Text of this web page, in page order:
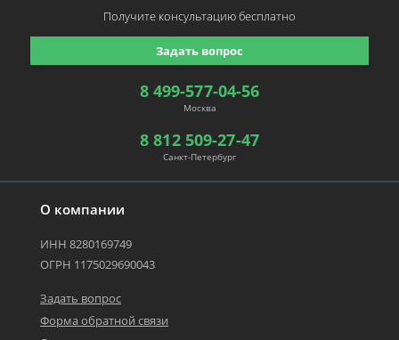
О компании
ИНН 8280169749
ОГРН 1175029690043
Задать вопрос
Форма обратной связи
8 499-577-04-56
Москва
8 812 509-27-47
Санкт-Петербург
Задать вопрос
Получите консультациюбесплатно